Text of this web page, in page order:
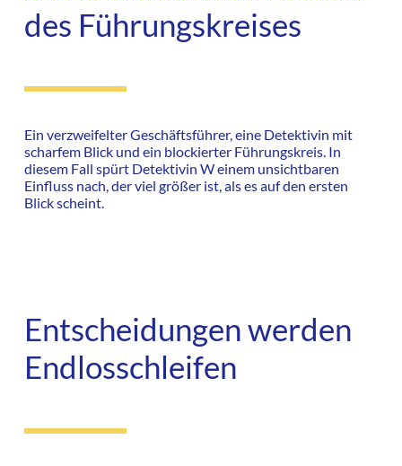
des Führungskreises
Ein verzweifelter Geschäftsführer, eine Detektivin mit
scharfem Blick und ein blockierter Führungskreis. In
diesem Fall spürt Detektivin W einem unsichtbaren
Einfluss nach, der viel größer ist, als es auf den ersten
Blick scheint.
Entscheidungen werden
Endlosschleifen